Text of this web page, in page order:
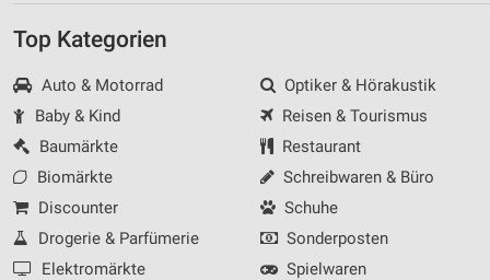
Top Kategorien
Auto & Motorrad
Baby & Kind
Baumärkte
Biomärkte
Discounter
Drogerie & Parfümerie
Elektromärkte
Optiker & Hörakustik
Reisen & Tourismus
Restaurant
Schreibwaren & Büro
Schuhe
Sonderposten
Spielwaren